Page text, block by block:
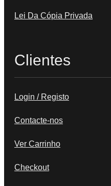
Lei Da Cópia Privada
Clientes
Login / Registo
Contacte-nos
Ver Carrinho
Checkout